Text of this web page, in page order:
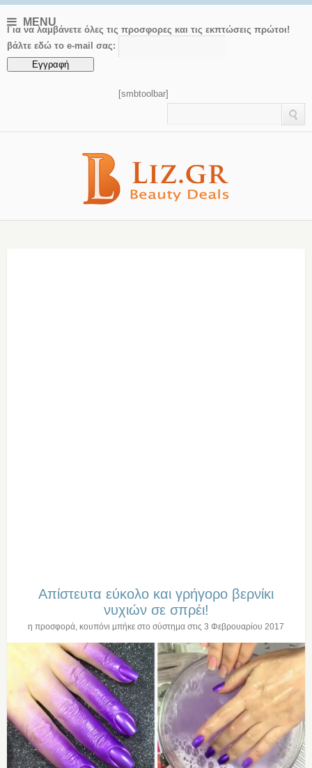
MENU
Για να λαμβάνετε όλες τις προσφορες και τις εκπτώσεις πρώτοι!
βάλτε εδώ το e-mail σας:
[smbtoolbar]
Απίστευτα εύκολο και γρήγορο βερνίκι
νυχιών σε σπρέι!
η προσφορά, κουπόνι μπήκε στο σύστημα στις 3 Φεβρουαρίου 2017